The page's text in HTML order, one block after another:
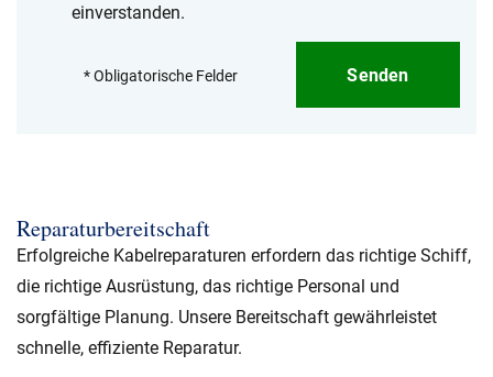
einverstanden.
* Obligatorische Felder Senden
Reparaturbereitschaft
Erfolgreiche Kabelreparaturen erfordern das richtige Schiff,
die richtige Ausrüstung, das richtige Personal und
sorgfältige Planung. Unsere Bereitschaft gewährleistet
schnelle, effiziente Reparatur.